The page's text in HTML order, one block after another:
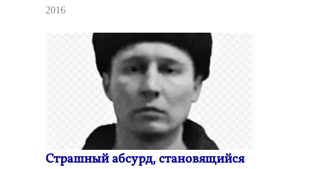
2016
Страшный абсурд, становящийся